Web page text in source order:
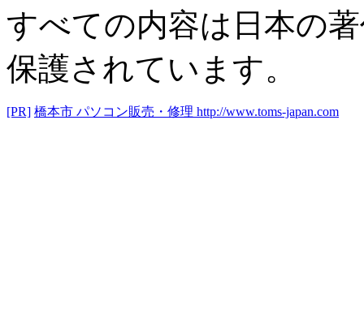
すべての内容は日本の
保護されています。
[PR] 橋本市 パソコン販売・修理 http://www.toms-japan.com